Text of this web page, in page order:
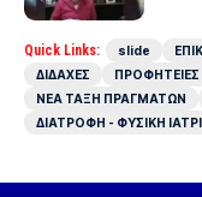
Quick Links: slide
ΔΙΔΑΧΕΣ
ΠΡΟΦΗΤΕΙΕΣ
ΝΕΑ ΤΑΞΗ ΠΡΑΓΜΑΤΩΝ
ΔΙΑΤΡΟΦΗ - ΦΥΣΙΚΗ